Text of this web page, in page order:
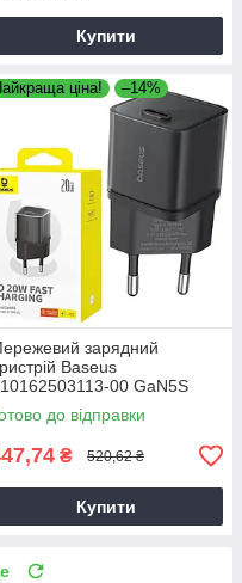
Купити
ціна! –14%
зарядний
Baseus
00 GaN5S
(1Type-C/20W)
зарядний пристрій
телефону
до відправки
₴ 520,62 ₴
Купити